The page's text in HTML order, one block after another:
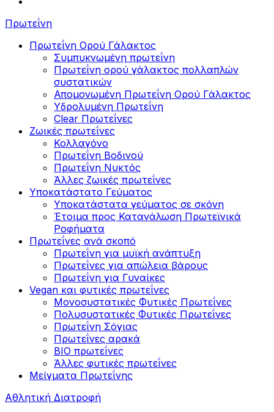
Πρωτεΐνη
Πρωτεΐνη Ορού Γάλακτος
Συμπυκνωμένη πρωτεΐνη
Πρωτεΐνη ορού γάλακτος πολλαπλών
συστατικών
Απομονωμένη Πρωτεΐνη Ορού Γάλακτος
Υδρολυμένη Πρωτεΐνη
Clear Πρωτεΐνες
Ζωικές πρωτεΐνες
Κολλαγόνο
Πρωτεΐνη Βοδινού
Πρωτεΐνη Νυκτός
Άλλες ζωικές πρωτεΐνες
Υποκατάστατο Γεύματος
Υποκατάστατα γεύματος σε σκόνη
Έτοιμα προς Κατανάλωση Πρωτεϊνικά
Ροφήματα
Πρωτεΐνες ανά σκοπό
Πρωτεΐνη για μυϊκή ανάπτυξη
Πρωτεΐνες για απώλεια βάρους
Πρωτεΐνη για Γυναίκες
Vegan και φυτικές πρωτεΐνες
Μονοσυστατικές Φυτικές Πρωτεΐνες
Πολυσυστατικές Φυτικές Πρωτεΐνες
Πρωτεΐνη Σόγιας
Πρωτεΐνες αρακά
ΒIO πρωτεΐνες
Άλλες φυτικές πρωτεΐνες
Μείγματα Πρωτεΐνης
Αθλητική Διατροφή